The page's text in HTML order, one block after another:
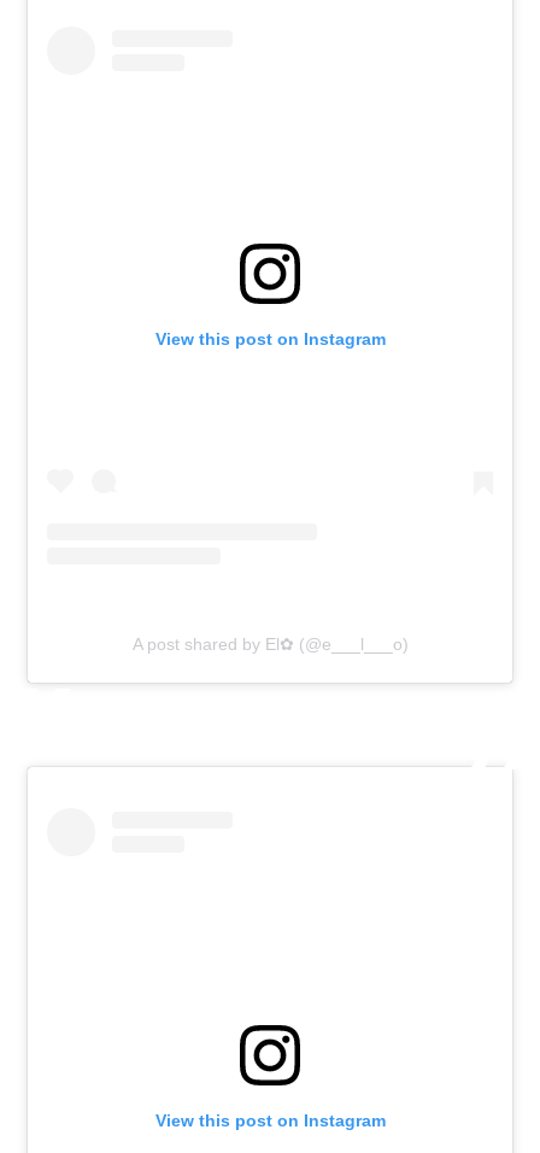
View this post on Instagram
A post shared by El✿ (@e___l___o)
View this post on Instagram